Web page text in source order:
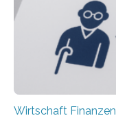
Wirtschaft Finanzen